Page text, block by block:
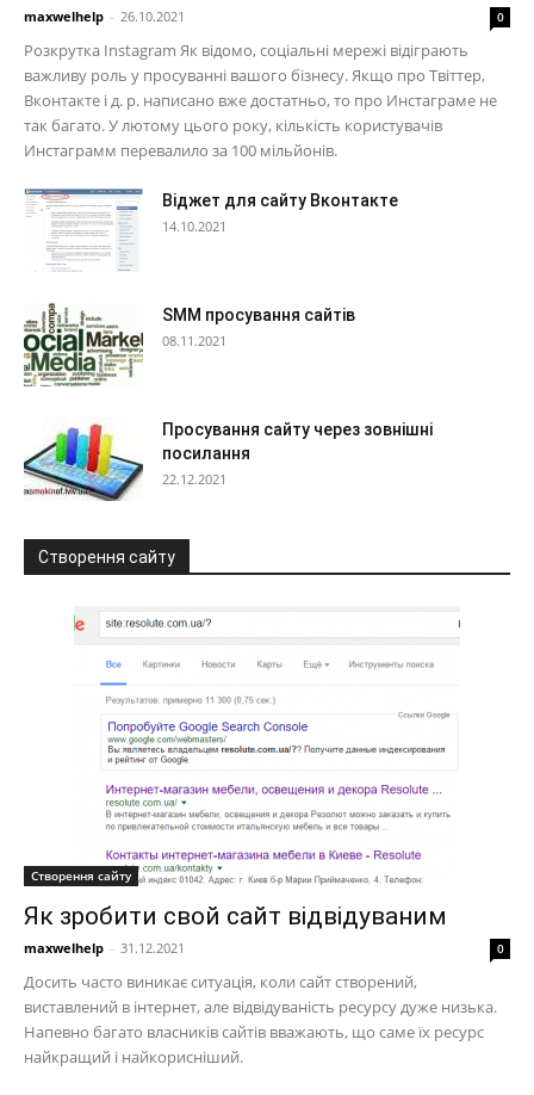
maxwelhelp - 26.10.2021 0
Розкрутка Instagram Як відомо, соціальні мережі відіграють
важливу роль у просуванні вашого бізнесу. Якщо про Твіттер,
Вконтакте і д. р. написано вже достатньо, то про Инстаграме не
так багато. У лютому цього року, кількість користувачів
Инстаграмм перевалило за 100 мільйонів.
Віджет для сайту Вконтакте
14.10.2021
SMM просування сайтів
08.11.2021
Просування сайту через зовнішні
посилання
22.12.2021
Створення сайту
Створення сайту
Як зробити свой сайт відвідуваним
maxwelhelp - 31.12.2021 0
Досить часто виникає ситуація, коли сайт створений,
виставлений в інтернет, але відвідуваність ресурсу дуже низька.
Напевно багато власників сайтів вважають, що саме їх ресурс
найкращий і найкорисніший.